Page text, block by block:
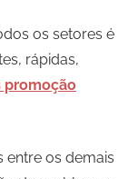
os setores é
rápidas,
promoção
entre os demais